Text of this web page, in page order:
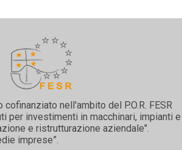
nell'ambito del P.O.R. FESR
per investimenti in macchinari, impianti e
e ristrutturazione aziendale".
imprese”.